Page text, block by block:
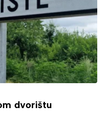
dvorištu